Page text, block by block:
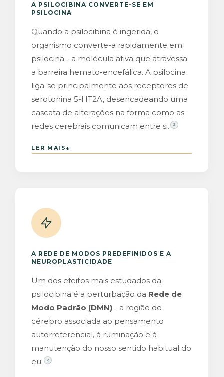
A PSILOCIBINA CONVERTE-SE EM
PSILOCINA
Quando a psilocibina é ingerida, o
organismo converte-a rapidamente em
psilocina - a molécula ativa que atravessa
a barreira hemato-encefálica. A psilocina
liga-se principalmente aos receptores de
serotonina 5-HT2A, desencadeando uma
cascata de alterações na forma como as
redes cerebrais comunicam entre si.
2
LER MAIS↓
A REDE DE MODOS PREDEFINIDOS E A
NEUROPLASTICIDADE
Um dos efeitos mais estudados da
psilocibina é a perturbação da Rede de
Modo Padrão (DMN) - a região do
cérebro associada ao pensamento
autorreferencial, à ruminação e à
manutenção do nosso sentido habitual do
eu.
2